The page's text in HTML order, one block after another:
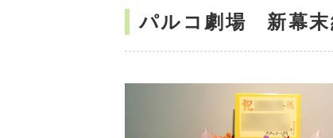
パルコ劇場 新幕末